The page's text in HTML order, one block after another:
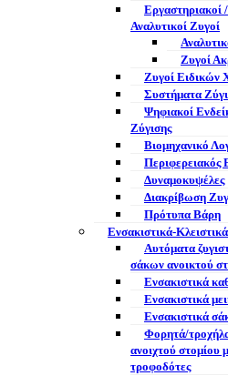
Εργαστηριακοί
Αναλυτικοί Ζυγοί
Ζυγοί
Ζυγοί Ειδικών
Συστήματα
Ψηφιακοί
Ζύγισης
Βιομηχανικό
Περιφερειακός
Δυναμοκυψέλες
Διακρίβωση
Πρότυπα Βάρη
Ενσακιστικά-
Αυτόματα
σάκων ανοικτού
Ενσακιστικά
Ενσακιστικά
Eνσακιστικά
Φορητά/
ανοιχτού στομίου
τροφοδότες